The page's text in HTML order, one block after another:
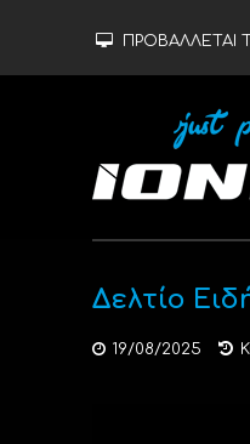
ΠΡΟΒΑΛΛΕΤΑΙ
Δελτίο
19/08/2025